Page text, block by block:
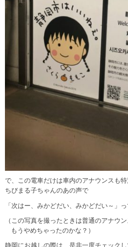
で、この電車だけは車内のアナウンスも特
ちびまる子ちゃんのあの声で
「次はー、みかどだい、みかどだい～」
（この写真を撮ったときは普通のアナウ
もうやめちゃったのかな？）
静岡にお越しの際は、是非一度チェックし